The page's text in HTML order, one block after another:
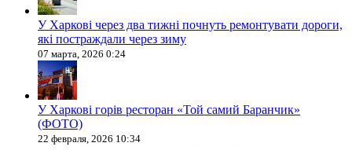
У Харкові через два тижні почнуть ремонтувати дороги,
які постраждали через зиму
07 марта, 2026 0:24
У Харкові горів ресторан «Той самий Баранчик»
(ФОТО)
22 февраля, 2026 10:34